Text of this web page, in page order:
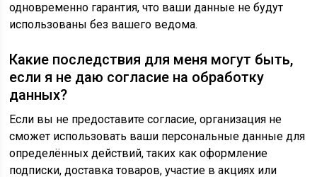
одновременно гарантия, что ваши данные не будут
использованы без вашего ведома.
Какие последствия для меня могут быть,
если я не даю согласие на обработку
данных?
Если вы не предоставите согласие, организация не
сможет использовать ваши персональные данные для
определённых действий, таких как оформление
подписки, доставка товаров, участие в акциях или